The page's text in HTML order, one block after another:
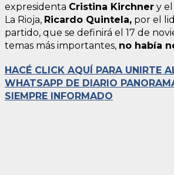
expresidenta Cristina Kirchner y
La Rioja, Ricardo Quintela, por el
partido, que se definirá el 17 de
temas más importantes, no había
HACÉ CLICK AQUÍ PARA UNIRTE
WHATSAPP DE DIARIO
SIEMPRE INFORMADO